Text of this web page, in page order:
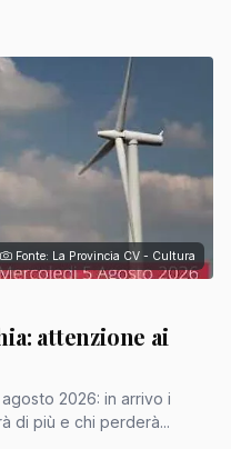
Fonte: La Provincia CV - Cultura
attenzione ai
2026: in arrivo i
di più e chi perderà...